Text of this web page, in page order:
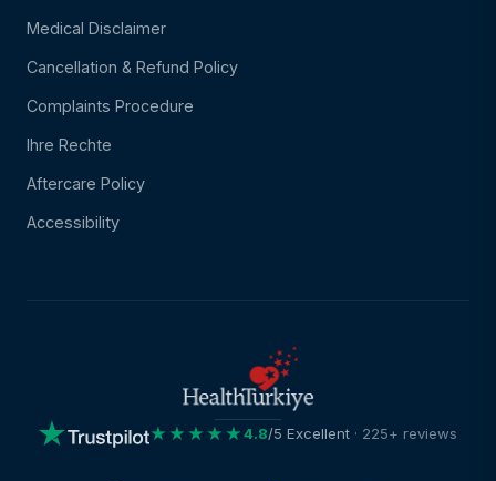
Medical Disclaimer
Cancellation & Refund Policy
Complaints Procedure
Ihre Rechte
Aftercare Policy
Accessibility
★★★★★4.8/5 Excellent · 225+ reviews